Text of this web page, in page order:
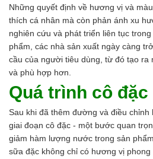
Những quyết định về hương vị và
thích cá nhân mà còn phản ánh xu
nghiên cứu và phát triển liên tục
phẩm, các nhà sản xuất ngày càng
cầu của người tiêu dùng, từ đó tạo ra
và phù hợp hơn.
Quá trình cô
Sau khi đã thêm đường và điều
giai đoạn cô đặc - một bước quan
giảm hàm lượng nước trong sản
sữa đặc không chỉ có hương vị